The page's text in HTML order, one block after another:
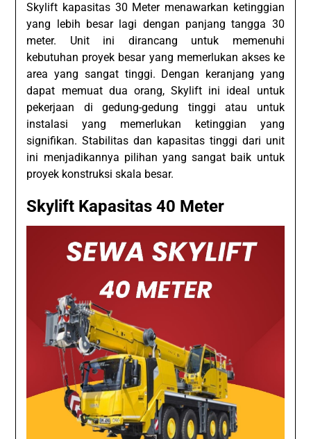
Skylift kapasitas 30 Meter menawarkan ketinggian
yang lebih besar lagi dengan panjang tangga 30
meter. Unit ini dirancang untuk memenuhi
kebutuhan proyek besar yang memerlukan akses ke
area yang sangat tinggi. Dengan keranjang yang
dapat memuat dua orang, Skylift ini ideal untuk
pekerjaan di gedung-gedung tinggi atau untuk
instalasi yang memerlukan ketinggian yang
signifikan. Stabilitas dan kapasitas tinggi dari unit
ini menjadikannya pilihan yang sangat baik untuk
proyek konstruksi skala besar.
Skylift Kapasitas 40 Meter